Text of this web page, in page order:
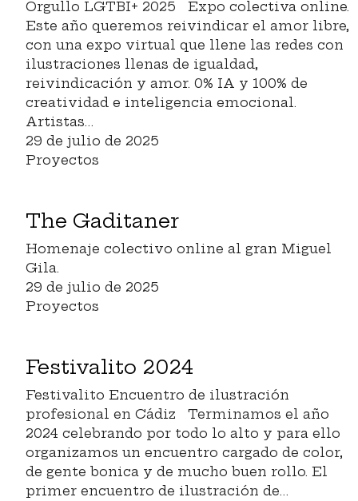
Orgullo LGTBI+ 2025 Expo colectiva online.
Este año queremos reivindicar el amor libre,
con una expo virtual que llene las redes con
ilustraciones llenas de igualdad,
reivindicación y amor. 0% IA y 100% de
creatividad e inteligencia emocional.
Artistas…
29 de julio de 2025
Proyectos
The Gaditaner
Homenaje colectivo online al gran Miguel
Gila.
29 de julio de 2025
Proyectos
Festivalito 2024
Festivalito Encuentro de ilustración
profesional en Cádiz Terminamos el año
2024 celebrando por todo lo alto y para ello
organizamos un encuentro cargado de color,
de gente bonica y de mucho buen rollo. El
primer encuentro de ilustración de…